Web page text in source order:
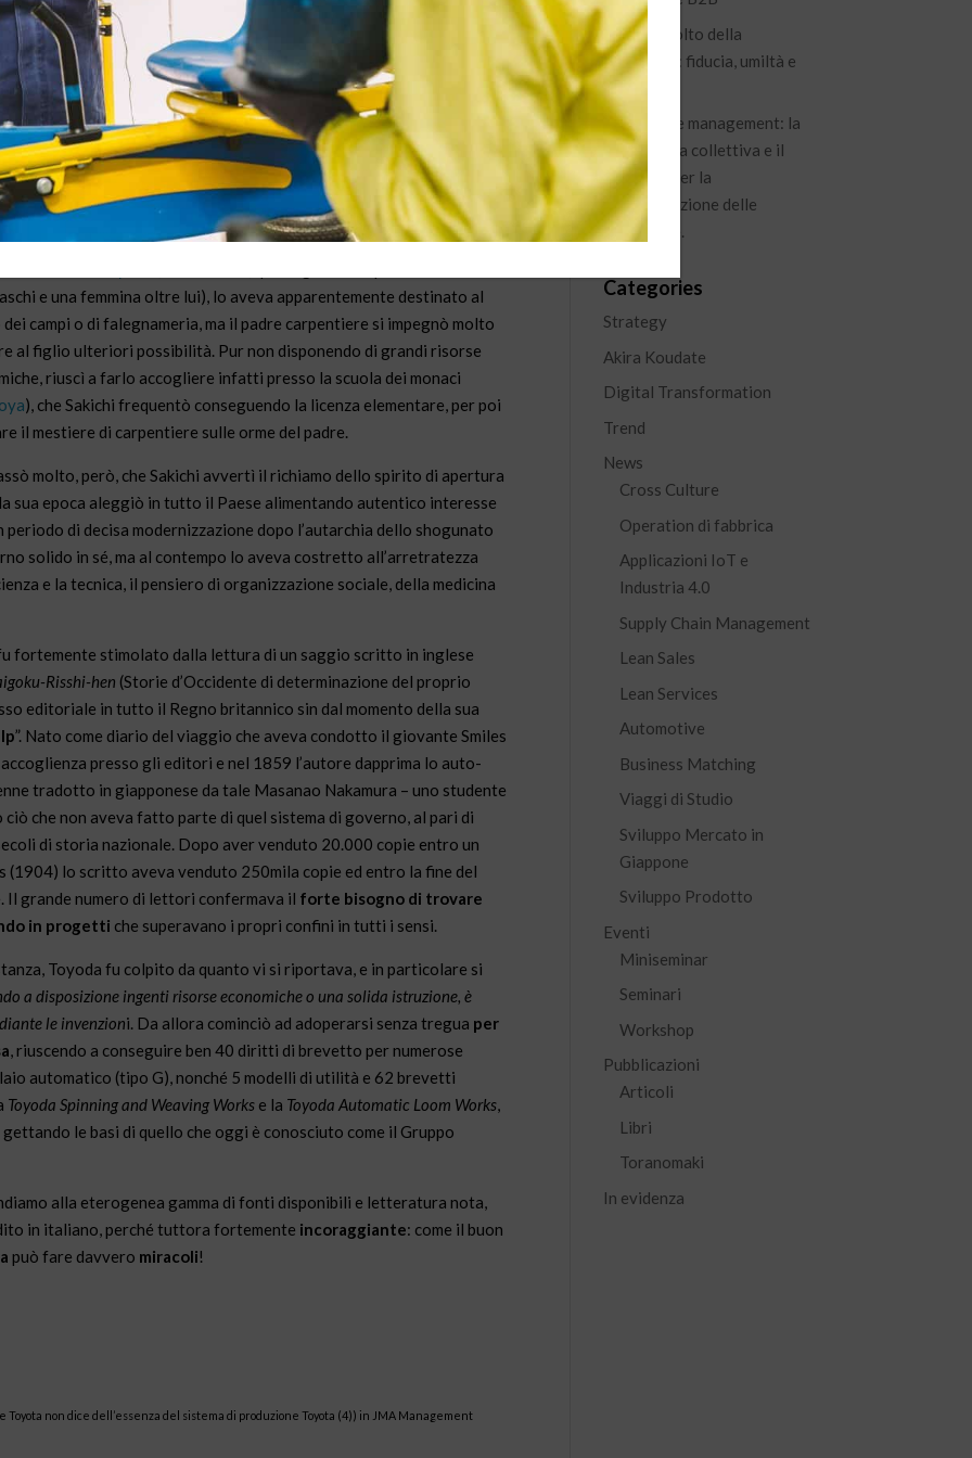
del Gruppo Toyota nacque nel 1867 nel villaggio dell’odierna
di Shizuoka, da famiglia modesta. Mentre in Europa avvenivano
all’insegna dell’indipendentismo e la rivoluzione
stava cambiando definitivamente la società e il lavoro, anche in
erano gli anni della Restaurazione del potere imperiale, e della
di un nuovo governo aperto alla relazione con il mondo esterno:
Meiji.
e una femmina oltre lui), lo aveva apparentemente destinato al
campi o di falegnameria, ma il padre carpentiere si impegnò molto
al figlio ulteriori possibilità. Pur non disponendo di grandi risorse
riuscì a farlo accogliere infatti presso la scuola dei monaci
), che Sakichi frequentò conseguendo la licenza elementare, per poi
il mestiere di carpentiere sulle orme del padre.
molto, però, che Sakichi avvertì il richiamo dello spirito di apertura
sua epoca aleggiò in tutto il Paese alimentando autentico interesse
di decisa modernizzazione dopo l’autarchia dello shogunato
solido in sé, ma al contempo lo aveva costretto all’arretratezza
e la tecnica, il pensiero di organizzazione sociale, della medicina
fortemente stimolato dalla lettura di un saggio scritto in inglese
Risshi-hen (Storie d’Occidente di determinazione del proprio
editoriale in tutto il Regno britannico sin dal momento della sua
”. Nato come diario del viaggio che aveva condotto il giovante Smiles
presso gli editori e nel 1859 l’autore dapprima lo auto-
tradotto in giapponese da tale Masanao Nakamura – uno studente
che non aveva fatto parte di quel sistema di governo, al pari di
di storia nazionale. Dopo aver venduto 20.000 copie entro un
(1904) lo scritto aveva venduto 250mila copie ed entro la fine del
grande numero di lettori confermava il forte bisogno di trovare
in progetti che superavano i propri confini in tutti i sensi.
Toyoda fu colpito da quanto vi si riportava, e in particolare si
a disposizione ingenti risorse economiche o una solida istruzione, è
le invenzioni. Da allora cominciò ad adoperarsi senza tregua per
, riuscendo a conseguire ben 40 diritti di brevetto per numerose
automatico (tipo G), nonché 5 modelli di utilità e 62 brevetti
Toyoda Spinning and Weaving Works e la Toyoda Automatic Loom Works,
le basi di quello che oggi è conosciuto come il Gruppo
alla eterogenea gamma di fonti disponibili e letteratura nota,
in italiano, perché tuttora fortemente incoraggiante: come il buon
può fare davvero miracoli!
non dice dell’essenza del sistema di produzione Toyota (4)) in JMA Management
Il nuovo volto della
leadership: fiducia, umiltà e
visione
Knowledge management: la
conoscenza collettiva e il
percorso per la
capitalizzazione delle
esperienze.
Categories
Strategy
Akira Koudate
Digital Transformation
Trend
News
Cross Culture
Operation di fabbrica
Applicazioni IoT e
Industria 4.0
Supply Chain Management
Lean Sales
Lean Services
Automotive
Business Matching
Viaggi di Studio
Sviluppo Mercato in
Giappone
Sviluppo Prodotto
Eventi
Miniseminar
Seminari
Workshop
Pubblicazioni
Articoli
Libri
Toranomaki
In evidenza